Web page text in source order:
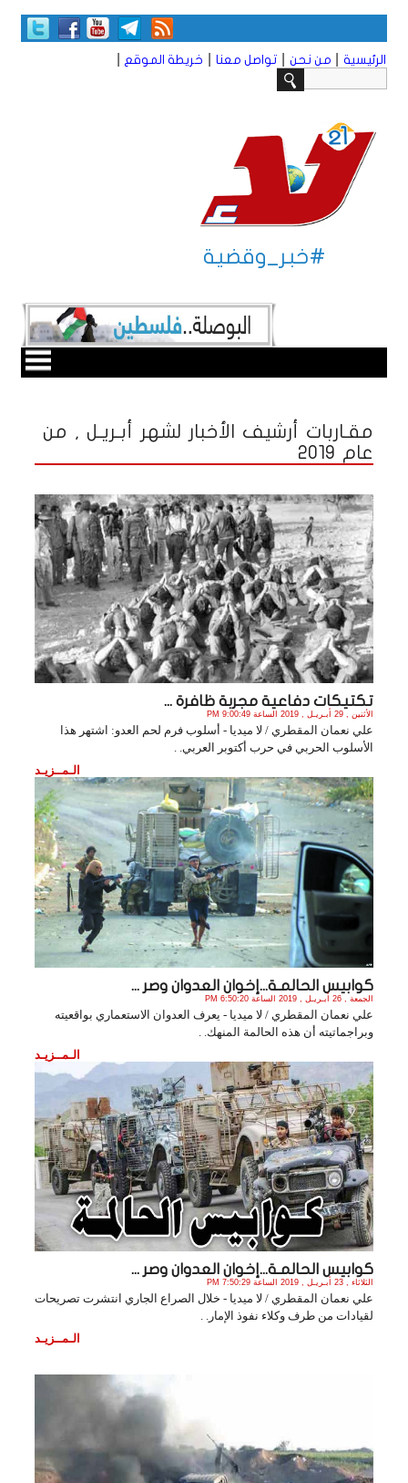
الرئيسية من نحن تواصل معنا خريطة الموقع
#خبر_وقضية
مقـاربات أرشيف الأخبار لشهر أبـريـل , من
عام 2019
تكتيكات دفاعية مجربة ظافرة ...
الأثنين , 29 أبـريـل , 2019 الساعة 9:00:49 PM
علي نعمان المقطري / لا ميديا - أسلوب فرم لحم العدو: اشتهر هذا
الأسلوب الحربي في حرب أكتوبر العربي. .
الـمــزيـد
كوابيس الحالمـة...إخوان العدوان وصر ...
الجمعة , 26 أبـريـل , 2019 الساعة 6:50:20 PM
علي نعمان المقطري / لا ميديا - يعرف العدوان الاستعماري بواقعيته
وبراجماتيته أن هذه الحالمة المنهك. .
الـمــزيـد
كوابيس الحالمـة...إخوان العدوان وصر ...
الثلاثاء , 23 أبـريـل , 2019 الساعة 7:50:29 PM
علي نعمان المقطري / لا ميديا - خلال الصراع الجاري انتشرت تصريحات
لقيادات من طرف وكلاء نفوذ الإمار. .
الـمــزيـد